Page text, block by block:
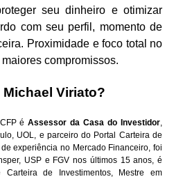
seu dinheiro e otimizar
com seu perfil, momento de
Proximidade e foco total no
compromissos.
Michael Viriato?
CFP éAssessor da Casa do Investidor
UOL, e parceiro do Portal Carteira de
experiência no Mercado Financeiro, foi
USP e FGV nos últimos 15 anos, é
Carteira de Investimentos, Mestre em